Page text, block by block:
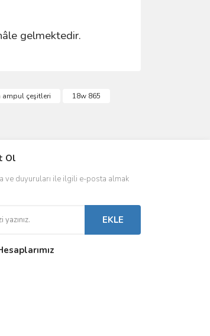
gelmektedir.
çeşitleri
18w 865
Kontaktörler
Sigorta & Otomatlar
Ol
ve duyuruları ile ilgili e-posta almak
EKLE